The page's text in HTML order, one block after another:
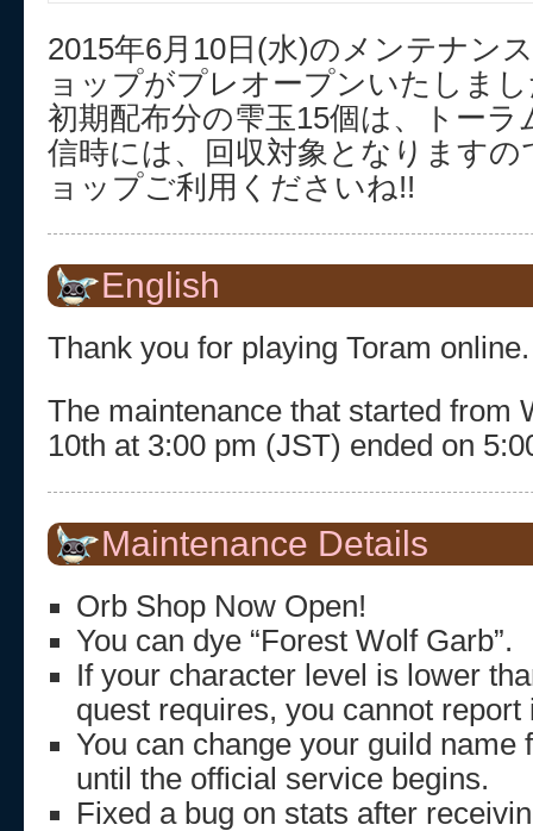
2015年6月10日(水)のメンテナン
ョップがプレオープンいたしま
初期配布分の雫玉15個は、トー
信時には、回収対象となります
ョップご利用くださいね!!
English
Thank you for playing Toram online.
The maintenance that started from
10th at 3:00 pm (JST) ended on
Maintenance Details
Orb Shop Now Open!
You can dye “Forest Wolf Garb”.
If your character level is lower
quest requires, you cannot report
You can change your guild name
until the official service begins.
Fixed a bug on stats after